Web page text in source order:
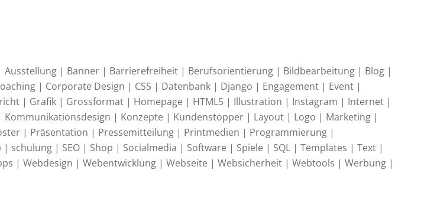
| Banner | Barrierefreiheit | Berufsorientierung | Bildbearbeitung | Blog |
| Corporate Design | CSS | Datenbank | Django | Engagement | Event |
| Grafik | Grossformat | Homepage | HTML5 | Illustration | Instagram | Internet |
| Konzepte | Kundenstopper | Layout | Logo | Marketing |
| Präsentation | Pressemitteilung | Printmedien | Programmierung |
schulung | SEO | Shop | Socialmedia | Software | Spiele | SQL | Templates | Text |
| Webdesign | Webentwicklung | Webseite | Websicherheit | Webtools | Werbung |